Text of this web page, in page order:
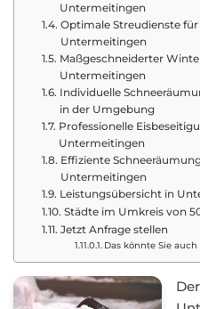
Untermeitingen
Optimale Streudienste
Untermeitingen
Maßgeschneiderter
Untermeitingen
Individuelle
in der Umgebung
Professionelle
Untermeitingen
Effiziente
Untermeitingen
Leistungsübersicht in
Städte im Umkreis von
Jetzt Anfrage stellen
Das könnte Sie